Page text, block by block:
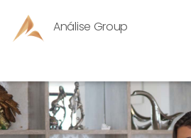
Análise Group